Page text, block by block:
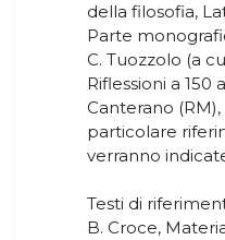
della filosofia,
Parte
C. Tuozzolo (a
Riflessioni a 150
Canterano
particolare
verranno
Testi di
B. Croce,